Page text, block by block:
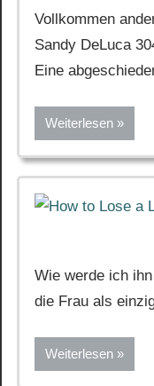
Vollkommen
Sandy DeLuca
Eine
Weiterlesen
Wie werde ich
die Frau als
Weiterlesen